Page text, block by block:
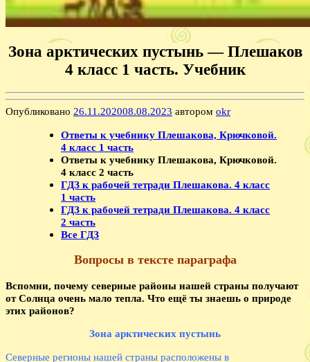
Зона арктических пустынь — Плешаков
4 класс 1 часть. Учебник
Опубликовано 26.11.202008.08.2023 автором okr
Ответы к учебнику Плешакова, Крючковой.
4 класс 1 часть
Ответы к учебнику Плешакова, Крючковой.
4 класс 2 часть
ГДЗ к рабочей тетради Плешакова. 4 класс
1 часть
ГДЗ к рабочей тетради Плешакова. 4 класс
2 часть
Все ГДЗ
Вопросы в тексте параграфа
Вспомни, почему северные районы нашей страны получают
от Солнца очень мало тепла. Что ещё ты знаешь о природе
этих районов?
Зона арктических пустынь
Северные регионы нашей страны расположены в